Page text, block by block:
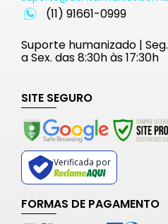
suporte@dentalmarket.com.br
(11) 91661-0999
Suporte humanizado | Seg.
SITE SEGURO
Verificada por
FORMAS DE PAGAMENTO